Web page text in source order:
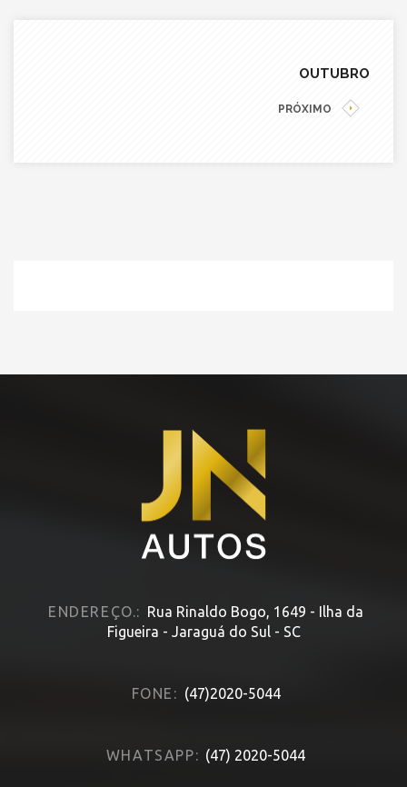
OUTUBRO
PRÓXIMO
ENDEREÇO.: Rua Rinaldo Bogo, 1649 - Ilha da
Figueira - Jaraguá do Sul - SC
FONE: (47)2020-5044
WHATSAPP: (47) 2020-5044